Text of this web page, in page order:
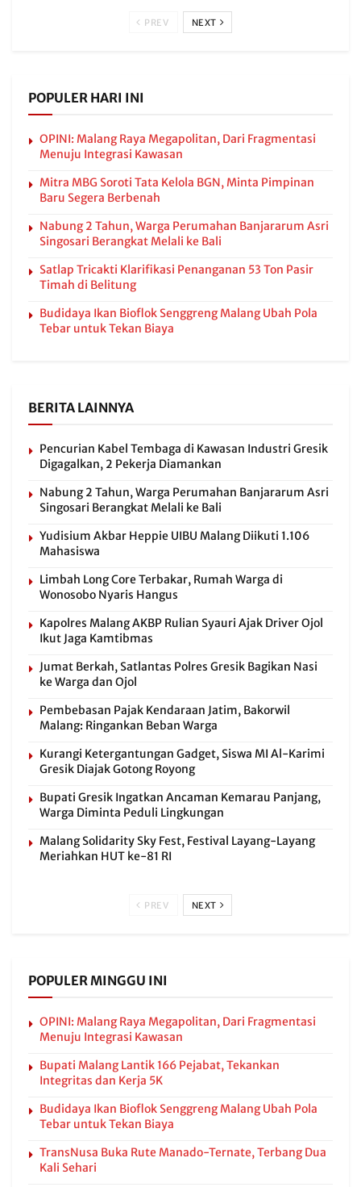
PREV NEXT
POPULER HARI INI
OPINI: Malang Raya Megapolitan, Dari Fragmentasi
Menuju Integrasi Kawasan
Mitra MBG Soroti Tata Kelola BGN, Minta Pimpinan
Baru Segera Berbenah
Nabung 2 Tahun, Warga Perumahan Banjararum Asri
Singosari Berangkat Melali ke Bali
Satlap Tricakti Klarifikasi Penanganan 53 Ton Pasir
Timah di Belitung
Budidaya Ikan Bioflok Senggreng Malang Ubah Pola
Tebar untuk Tekan Biaya
BERITA LAINNYA
Pencurian Kabel Tembaga di Kawasan Industri Gresik
Digagalkan, 2 Pekerja Diamankan
Nabung 2 Tahun, Warga Perumahan Banjararum Asri
Singosari Berangkat Melali ke Bali
Yudisium Akbar Heppie UIBU Malang Diikuti 1.106
Mahasiswa
Limbah Long Core Terbakar, Rumah Warga di
Wonosobo Nyaris Hangus
Kapolres Malang AKBP Rulian Syauri Ajak Driver Ojol
Ikut Jaga Kamtibmas
Jumat Berkah, Satlantas Polres Gresik Bagikan Nasi
ke Warga dan Ojol
Pembebasan Pajak Kendaraan Jatim, Bakorwil
Malang: Ringankan Beban Warga
Kurangi Ketergantungan Gadget, Siswa MI Al-Karimi
Gresik Diajak Gotong Royong
Bupati Gresik Ingatkan Ancaman Kemarau Panjang,
Warga Diminta Peduli Lingkungan
Malang Solidarity Sky Fest, Festival Layang-Layang
Meriahkan HUT ke-81 RI
PREV NEXT
POPULER MINGGU INI
OPINI: Malang Raya Megapolitan, Dari Fragmentasi
Menuju Integrasi Kawasan
Bupati Malang Lantik 166 Pejabat, Tekankan
Integritas dan Kerja 5K
Budidaya Ikan Bioflok Senggreng Malang Ubah Pola
Tebar untuk Tekan Biaya
TransNusa Buka Rute Manado-Ternate, Terbang Dua
Kali Sehari